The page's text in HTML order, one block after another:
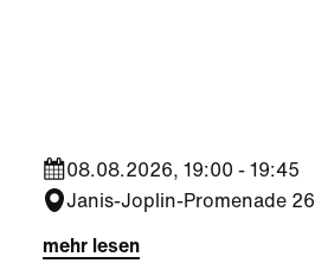
08.08.2026, 19:00 - 19:45
Janis-Joplin-Promenade 26
mehr lesen